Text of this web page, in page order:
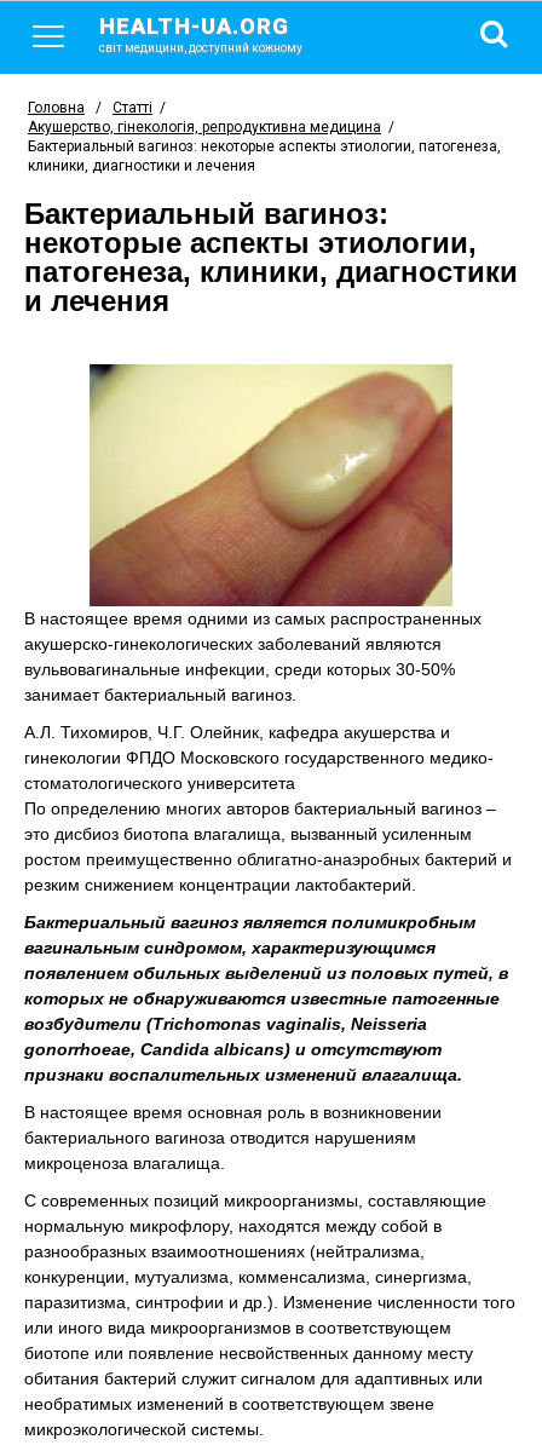
HEALTH-UA.ORG
світ медицини, доступний кожному
Головна / Статті /
Акушерство, гінекологія, репродуктивна медицина /
Бактериальный вагиноз: некоторые аспекты этиологии, патогенеза,
клиники, диагностики и лечения
Бактериальный вагиноз:
некоторые аспекты этиологии,
патогенеза, клиники, диагностики
и лечения
В настоящее время одними из самых распространенных
акушерско-гинекологических заболеваний являются
вульвовагинальные инфекции, среди которых 30-50%
занимает бактериальный вагиноз.
А.Л. Тихомиров, Ч.Г. Олейник, кафедра акушерства и
гинекологии ФПДО Московского государственного медико-
стоматологического университета
По определению многих авторов бактериальный вагиноз –
это дисбиоз биотопа влагалища, вызванный усиленным
ростом преимущественно облигатно-анаэробных бактерий и
резким снижением концентрации лактобактерий.
Бактериальный вагиноз является полимикробным
вагинальным синдромом, характеризующимся
появлением обильных выделений из половых путей, в
которых не обнаруживаются известные патогенные
возбудители (Trichomonas vaginalis, Neisseria
gonorrhoeae, Candida albicans) и отсутствуют
признаки воспалительных изменений влагалища.
В настоящее время основная роль в возникновении
бактериального вагиноза отводится нарушениям
микроценоза влагалища.
С современных позиций микроорганизмы, составляющие
нормальную микрофлору, находятся между собой в
разнообразных взаимоотношениях (нейтрализма,
конкуренции, мутуализма, комменсализма, синергизма,
паразитизма, синтрофии и др.). Изменение численности того
или иного вида микроорганизмов в соответствующем
биотопе или появление несвойственных данному месту
обитания бактерий служит сигналом для адаптивных или
необратимых изменений в соответствующем звене
микроэкологической системы.